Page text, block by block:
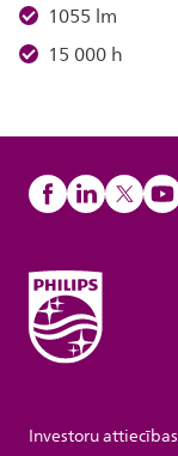
1055 lm
15 000 h
Investoru attiecības